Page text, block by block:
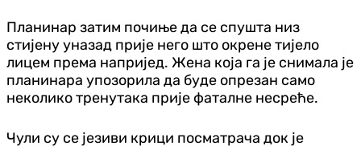
Планинар затим почиње да се спушта низ
стијену уназад прије него што окрене тијело
лицем према напријед. Жена која га је снимала је
планинара упозорила да буде опрезан само
неколико тренутака прије фаталне несреће.
Чули су се језиви крици посматрача док је